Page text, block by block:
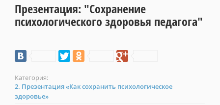
Презентация: "Сохранение
психологического здоровья педагога"
Категория:
2. Презентация «Как сохранить психологическое
здоровье»